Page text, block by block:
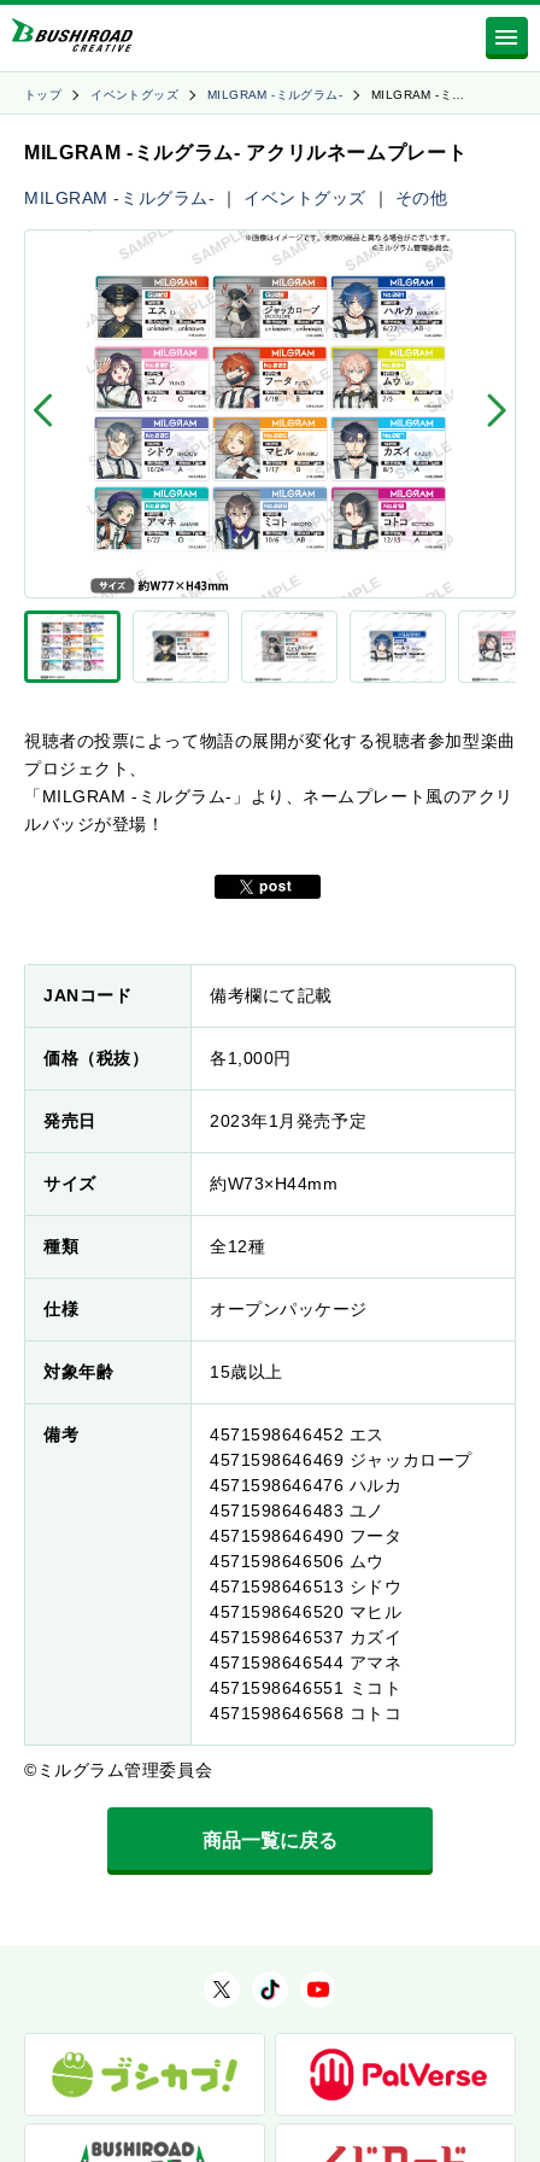
トップ イベントグッズ MILGRAM -ミルグラム- MILGRAM -ミ…
MILGRAM -ミルグラム- アクリルネームプレート
MILGRAM -ミルグラム- ｜ イベントグッズ ｜ その他
視聴者の投票によって物語の展開が変化する視聴者参加型楽曲
プロジェクト、
「MILGRAM -ミルグラム-」より、ネームプレート風のアクリ
ルバッジが登場！
JANコード 備考欄にて記載
価格（税抜） 各1,000円
発売日 2023年1月発売予定
サイズ 約W73×H44mm
種類 全12種
仕様 オープンパッケージ
対象年齢 15歳以上
備考
4571598646452 エス
4571598646469 ジャッカロープ
4571598646476 ハルカ
4571598646483 ユノ
4571598646490 フータ
4571598646506 ムウ
4571598646513 シドウ
4571598646520 マヒル
4571598646537 カズイ
4571598646544 アマネ
4571598646551 ミコト
4571598646568 コトコ
©ミルグラム管理委員会
商品一覧に戻る